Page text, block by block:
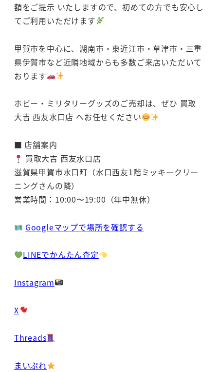
額をご提示 いたしますので、初めての方でも安心し
てご利用いただけます
甲賀市を中心に、湖南市・東近江市・草津市・三重
県伊賀市など近隣地域からも多数ご来店いただいて
おります
ホビー・ミリタリーグッズのご売却は、ぜひ 買取
大吉 西友水口店 へお任せください
■ 店舗案内
買取大吉 西友水口店
滋賀県甲賀市水口町（水口西友1階ミッキークリー
ニングさんの隣）
営業時間：10:00〜19:00（年中無休）
Googleマップで場所を確認する
LINEでかんたん査定
Instagram
X
Threads
まいぷれ